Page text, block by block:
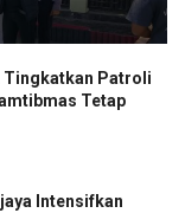
Tingkatkan Patroli
Tetap
Intensifkan